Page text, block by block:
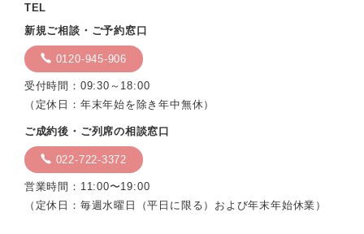
TEL
新規ご相談・ご予約窓口
0120-945-906
受付時間：09:30～18:00
（定休日：年末年始を除き年中無休）
ご成約後・ご列席の相談窓口
022-722-3372
営業時間：11:00〜19:00
（定休日：毎週水曜日（平日に限る）および年末年始休業）